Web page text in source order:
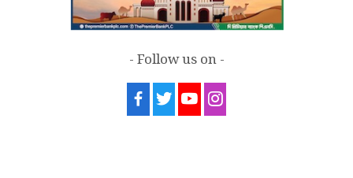
- Follow us on -